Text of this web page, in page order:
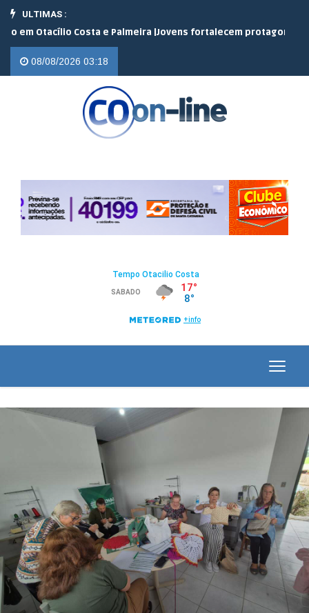
ULTIMAS :
Otacílio Costa e Palmeira |Jovens fortalecem protagonismo no
08/08/2026 03:18